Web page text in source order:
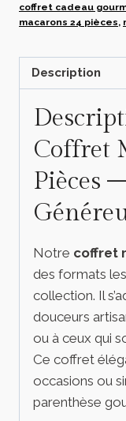
coffret cadeau
macarons 24 pièces,
Description
Coffret
Pièces
Notre coffret
des formats
collection. Il
douceurs
ou à ceux qui
Ce coffret
occasions ou
parenthèse